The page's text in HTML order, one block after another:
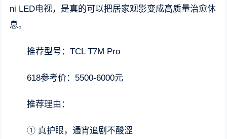
ni LED电视，是真的可以把居家观影变成高质量治愈休
息。
推荐型号：TCL T7M Pro
618参考价：5500-6000元
推荐理由：
① 真护眼，通宵追剧不酸涩